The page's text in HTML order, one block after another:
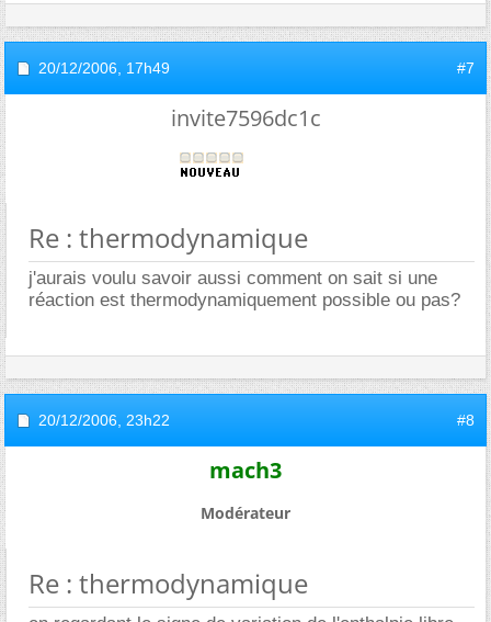
20/12/2006, 17h49 #7
invite7596dc1c
Re : thermodynamique
j'aurais voulu savoir aussi comment on sait si une
réaction est thermodynamiquement possible ou pas?
20/12/2006, 23h22 #8
mach3
Modérateur
Re : thermodynamique